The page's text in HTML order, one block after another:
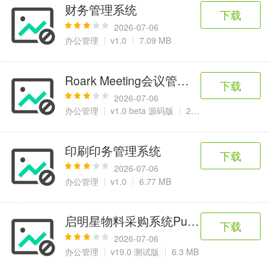
财务管理系统
2026-07-06
办公管理
v1.0 7.09 MB
下载
Roark Meeting会议管理系统
2026-07-06
办公管理
v1.0 beta 源码版 2.0 MB
下载
印刷印务管理系统
2026-07-06
办公管理
v1.0 6.77 MB
下载
启明星物料采购系统Purchase
2026-07-06
办公管理
v19.0 测试版 6.3 MB
下载